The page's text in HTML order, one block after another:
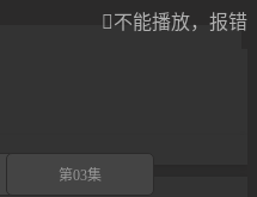
不能播放，报错
第03集